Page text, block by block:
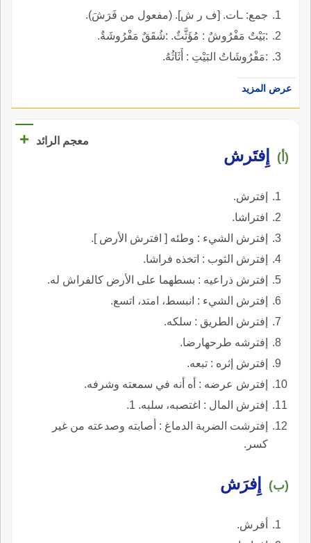
جمع: ـات. [ف ر ش]. (مفعول من فَرَشَ).
:بَيْتٌ مَفْرُوشٌ : مُؤَثَّثٌ. :شُقَقٌ مَفْرُوشَةٌ.
:مَفْرُوشَاتُ البَيْتِ : أَثَاثُهُ.
عرض المزيد
معجم الرائد +
(أ) إِفتَرش
إفترش.
افتراشا.
إفترش الشيء : وطئه [ افترش الأرض ].
إفترش الثوب : اتخذه فراشا.
إفترش ذراعيه : بسطهما على الأرض كالفراش له.
إفترش الشيء : انبسط، امتد، اتسع.
إفترش الطريق : سلكه.
إفترشه طرحهارضا.
إفترش إثره : تبعه.
إفترش عرضه : أه أنه في سمعته وشرفه.
إفترش المال : اغتصبه، سلبه. 1.
إفترشت الضربة الدماغ : أصابته وصدعته من غير
كسر.
(ب) إِفرَش
أفرش.